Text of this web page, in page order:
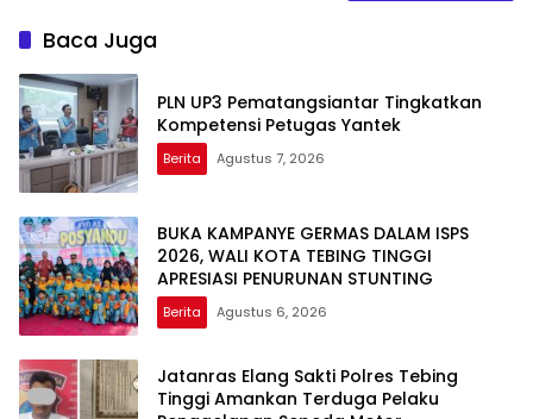
Baca Juga
PLN UP3 Pematangsiantar Tingkatkan
Kompetensi Petugas Yantek
Berita Agustus 7, 2026
BUKA KAMPANYE GERMAS DALAM ISPS
2026, WALI KOTA TEBING TINGGI
APRESIASI PENURUNAN STUNTING
Berita Agustus 6, 2026
Jatanras Elang Sakti Polres Tebing
Tinggi Amankan Terduga Pelaku